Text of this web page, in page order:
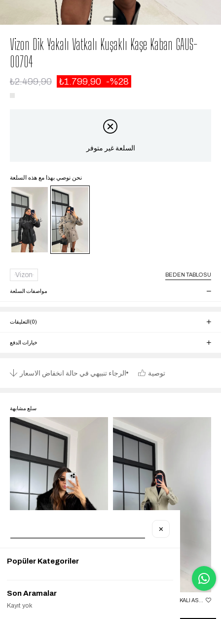
Vizon Dik Yakalı Vatkalı Kuşaklı Kaşe Kaban GAUS-
00704
₺2.499,90 ₺1.799,90 28
السلعة غير متوفر
نحن نوصي بهذا مع هذه السلعة
غير متوفر غير متوفر
Vizon BEDEN TABLOSU
مواصفات السلعة
التعليقات (0)
خيارات الدفع
الرجاء تنبيهي في حالة انخفاض الاسعار توصية
سلع مشابهة
₺2.999,90
✕
Popüler Kategoriler
Son Aramalar
Kayıt yok